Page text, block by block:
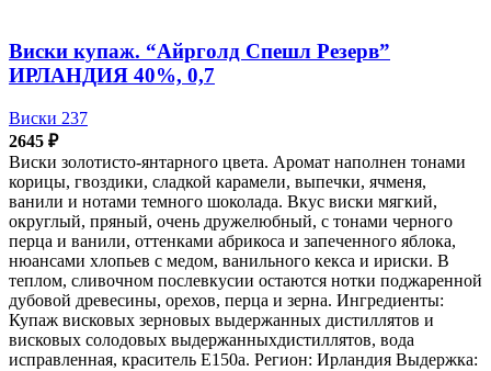
Виски купаж. “Айрголд Спешл Резерв”
ИРЛАНДИЯ 40%, 0,7
Виски 237
2645 ₽
Виски золотисто-янтарного цвета. Аромат наполнен тонами
корицы, гвоздики, сладкой карамели, выпечки, ячменя,
ванили и нотами темного шоколада. Вкус виски мягкий,
округлый, пряный, очень дружелюбный, с тонами черного
перца и ванили, оттенками абрикоса и запеченного яблока,
нюансами хлопьев с медом, ванильного кекса и ириски. В
теплом, сливочном послевкусии остаются нотки поджаренной
дубовой древесины, орехов, перца и зерна. Ингредиенты:
Купаж висковых зерновых выдержанных дистиллятов и
висковых солодовых выдержанныхдистиллятов, вода
исправленная, краситель Е150а. Регион: Ирландия Выдержка: